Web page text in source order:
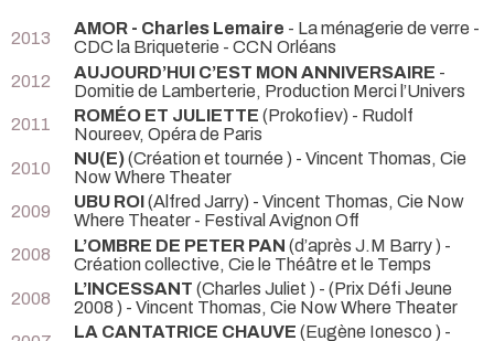
2013 AMOR - Charles Lemaire - La ménagerie de verre -
CDC la Briqueterie - CCN Orléans
2012
AUJOURD’HUI C’EST MON ANNIVERSAIRE -
Domitie de Lamberterie, Production Merci l’Univers
2011
ROMÉO ET JULIETTE (Prokofiev) - Rudolf
Noureev, Opéra de Paris
2010
NU(E)(Création et tournée ) - Vincent Thomas, Cie
Now Where Theater
2009
UBU ROI (Alfred Jarry) - Vincent Thomas, Cie Now
Where Theater - Festival Avignon Off
2008
L’OMBRE DE PETER PAN (d’après J.M Barry ) -
Création collective, Cie le Théâtre et le Temps
2008
L’INCESSANT (Charles Juliet ) - (Prix Défi Jeune
2008 ) - Vincent Thomas, Cie Now Where Theater
LA CANTATRICE CHAUVE (Eugène Ionesco ) -